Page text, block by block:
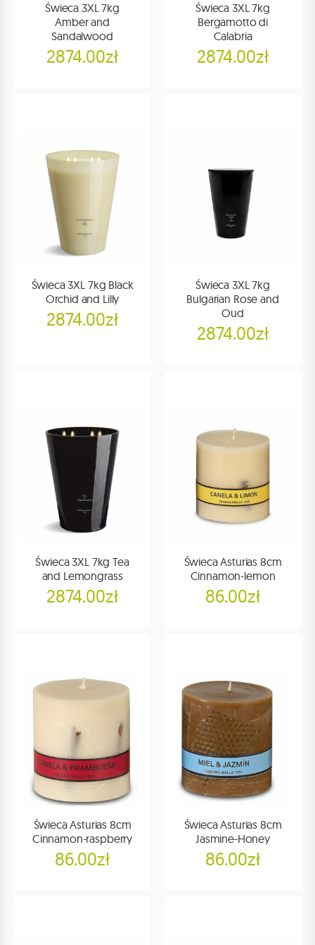
Świeca 3XL 7kg
Amber and
Sandalwood
2874.00zł
Świeca 3XL 7kg
Bergamotto di
Calabria
2874.00zł
Świeca 3XL 7kg Black
Orchid and Lilly
2874.00zł
Świeca 3XL 7kg
Bulgarian Rose and
Oud
2874.00zł
Świeca 3XL 7kg Tea
and Lemongrass
2874.00zł
Świeca Asturias 8cm
Cinnamon-lemon
86.00zł
Świeca Asturias 8cm
Cinnamon-raspberry
86.00zł
Świeca Asturias 8cm
Jasmine-Honey
86.00zł